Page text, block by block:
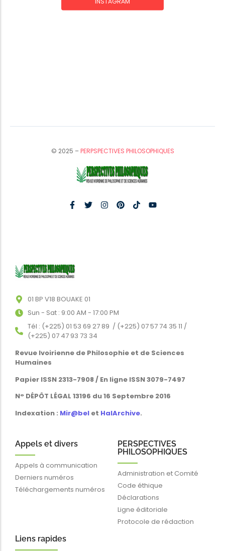
© 2025 –PERPSPECTIVES PHILOSOPHIQUES
01 BP V18 BOUAKE 01
Sun - Sat : 9:00 AM - 17:00 PM
Tél : (+225) 01 53 69 27 89 / (+225) 07 57 74 35 11 /
(+225) 07 47 93 73 34
Revue Ivoirienne de Philosophie et de Sciences
Humaines
Papier ISSN 2313-7908 / En ligne ISSN 3079-7497
N° DÉPÔT LÉGAL 13196 du 16 Septembre 2016
Indexation : Mir@bel et HalArchive.
Appels et divers
Appels à communication
Derniers numéros
Téléchargements numéros
PERSPECTIVES
PHILOSOPHIQUES
Administration et Comité
Code éthique
Déclarations
Ligne éditoriale
Protocole de rédaction
Liens rapides